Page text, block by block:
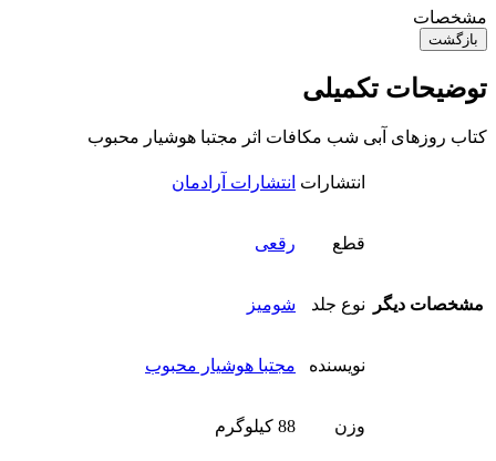
مشخصات
بازگشت
توضیحات تکمیلی
کتاب روزهای آبی شب مکافات اثر مجتبا هوشیار محبوب
مشخصات دیگر
انتشارات انتشارات آرادمان
قطع رقعی
نوع جلد شومیز
نویسنده مجتبا هوشیار محبوب
وزن 88 کیلوگرم